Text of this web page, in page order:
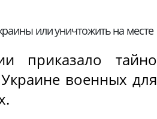
или уничтожить на месте
приказало тайно
военных для